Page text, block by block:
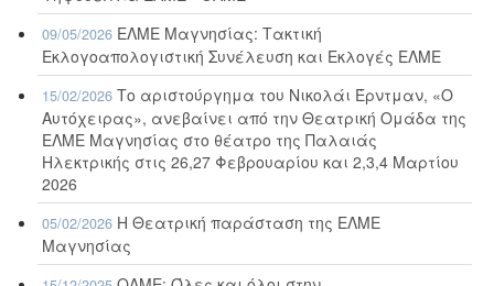
09/05/2026 ΕΛΜΕ Μαγνησίας: Τακτική
Εκλογοαπολογιστική Συνέλευση και Εκλογές ΕΛΜΕ
15/02/2026 Το αριστούργημα του Νικολάι Έρντμαν, «Ο
Αυτόχειρας», ανεβαίνει από την Θεατρική Ομάδα της
ΕΛΜΕ Μαγνησίας στο θέατρο της Παλαιάς
Ηλεκτρικής στις 26,27 Φεβρουαρίου και 2,3,4 Μαρτίου
2026
05/02/2026 Η Θεατρική παράσταση της ΕΛΜΕ
Μαγνησίας